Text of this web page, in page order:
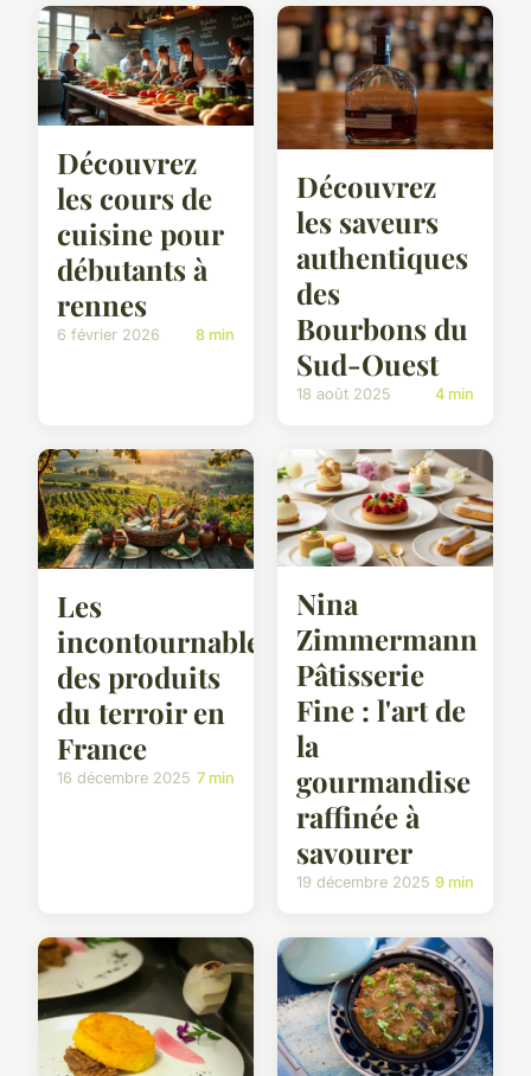
Découvrez
les cours de
cuisine pour
débutants à
rennes
6 février 2026 8 min
Découvrez
les saveurs
authentiques
des
Bourbons du
Sud-Ouest
18 août 2025 4 min
Les
incontournables
des produits
du terroir en
France
16 décembre 2025 7 min
Nina
Zimmermann
Pâtisserie
Fine : l'art de
la
gourmandise
raffinée à
savourer
19 décembre 2025 9 min